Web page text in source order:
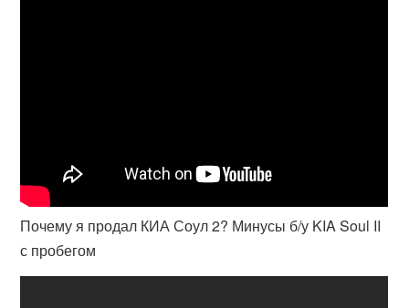
Почему я продал КИА Соул 2? Минусы б/у KIA Soul II
с пробегом